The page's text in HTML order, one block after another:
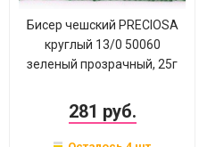
Бисер чешский PRECIOSA
круглый 13/0 50060
зеленый прозрачный, 25г
281 руб.